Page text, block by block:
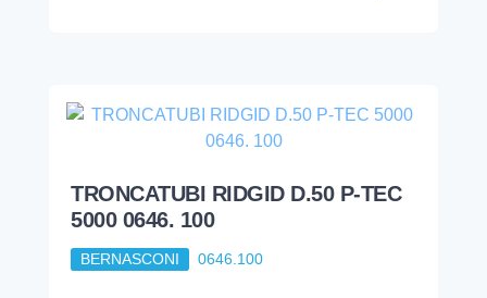
TRONCATUBI RIDGID D.50 P-TEC
5000 0646. 100
BERNASCONI 0646.100